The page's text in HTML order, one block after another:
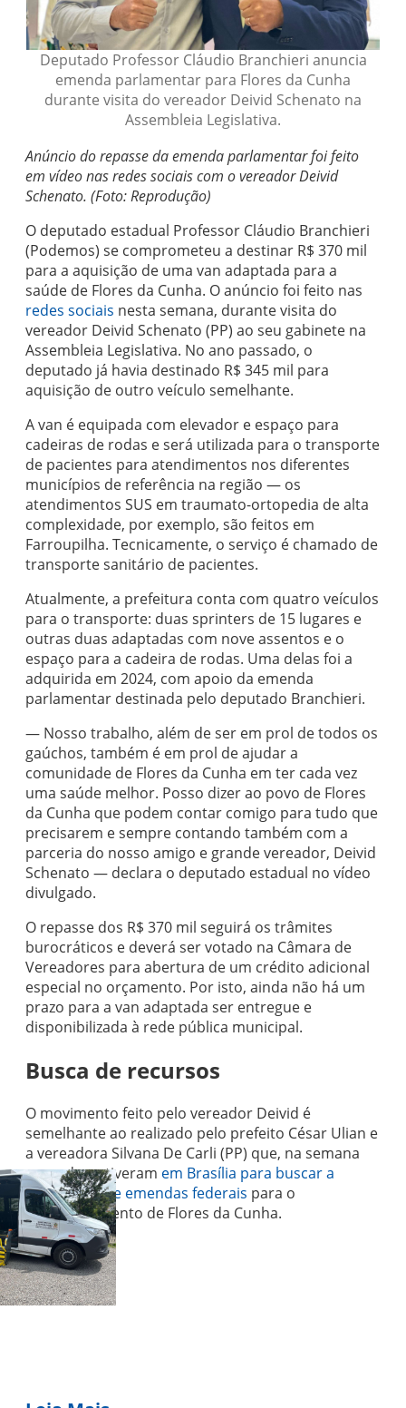
Deputado Professor Cláudio Branchieri anuncia
emenda parlamentar para Flores da Cunha
durante visita do vereador Deivid Schenato na
Assembleia Legislativa.
Anúncio do repasse da emenda parlamentar foi feito
em vídeo nas redes sociais com o vereador Deivid
Schenato. (Foto: Reprodução)
O deputado estadual Professor Cláudio Branchieri
(Podemos) se comprometeu a destinar R$ 370 mil
para a aquisição de uma van adaptada para a
saúde de Flores da Cunha. O anúncio foi feito nas
redes sociais nesta semana, durante visita do
vereador Deivid Schenato (PP) ao seu gabinete na
Assembleia Legislativa. No ano passado, o
deputado já havia destinado R$ 345 mil para
aquisição de outro veículo semelhante.
A van é equipada com elevador e espaço para
cadeiras de rodas e será utilizada para o transporte
de pacientes para atendimentos nos diferentes
municípios de referência na região — os
atendimentos SUS em traumato-ortopedia de alta
complexidade, por exemplo, são feitos em
Farroupilha. Tecnicamente, o serviço é chamado de
transporte sanitário de pacientes.
Atualmente, a prefeitura conta com quatro veículos
para o transporte: duas sprinters de 15 lugares e
outras duas adaptadas com nove assentos e o
espaço para a cadeira de rodas. Uma delas foi a
adquirida em 2024, com apoio da emenda
parlamentar destinada pelo deputado Branchieri.
— Nosso trabalho, além de ser em prol de todos os
gaúchos, também é em prol de ajudar a
comunidade de Flores da Cunha em ter cada vez
uma saúde melhor. Posso dizer ao povo de Flores
da Cunha que podem contar comigo para tudo que
precisarem e sempre contando também com a
parceria do nosso amigo e grande vereador, Deivid
Schenato — declara o deputado estadual no vídeo
divulgado.
O repasse dos R$ 370 mil seguirá os trâmites
burocráticos e deverá ser votado na Câmara de
Vereadores para abertura de um crédito adicional
especial no orçamento. Por isto, ainda não há um
prazo para a van adaptada ser entregue e
disponibilizada à rede pública municipal.
Busca de recursos
O movimento feito pelo vereador Deivid é
semelhante ao realizado pelo prefeito César Ulian e
a vereadora Silvana De Carli (PP) que, na semana
passada, estiveram em Brasília para buscar a
destinação de emendas federais para o
desenvolvimento de Flores da Cunha.